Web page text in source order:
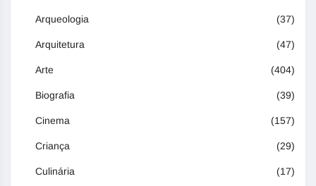
Arqueologia (37)
Arquitetura (47)
Arte (404)
Biografia (39)
Cinema (157)
Criança (29)
Culinária (17)